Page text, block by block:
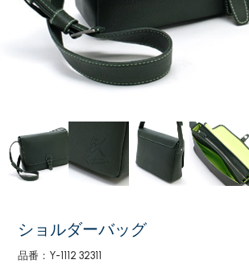
ショルダーバッグ
品番：Y-1112 32311